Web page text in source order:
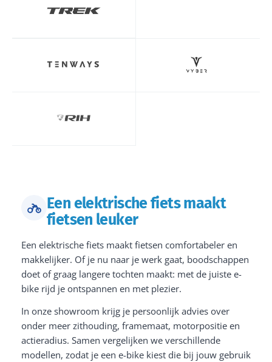
Een elektrische fiets maakt
fietsen leuker
Een elektrische fiets maakt fietsen comfortabeler en
makkelijker. Of je nu naar je werk gaat, boodschappen
doet of graag langere tochten maakt: met de juiste e-
bike rijd je ontspannen en met plezier.
In onze showroom krijg je persoonlijk advies over
onder meer zithouding, framemaat, motorpositie en
actieradius. Samen vergelijken we verschillende
modellen, zodat je een e-bike kiest die bij jouw gebruik